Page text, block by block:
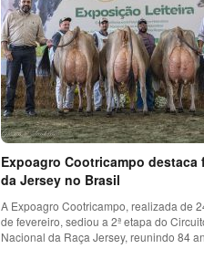
Expoagro Cootricampo destaca
da Jersey no Brasil
A Expoagro Cootricampo, realizada de
de fevereiro, sediou a 2ª etapa do
Nacional da Raça Jersey, reunindo 84